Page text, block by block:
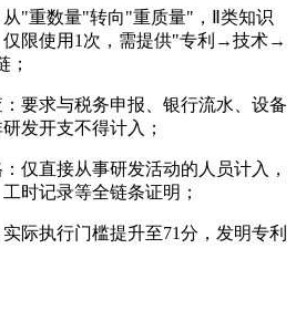
"重数量"转向"重质量"，Ⅱ类知识
仅限使用1次，需提供"专利→技术→
；
求与税务申报、银行流水、设备
发开支不得计入；
直接从事研发活动的人员计入，
时记录等全链条证明；
执行门槛提升至71分，发明专利